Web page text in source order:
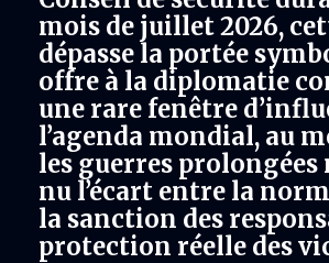
mois de juillet 2026,
dépasse la portée
offre à la diplomatie
une rare fenêtre
l’agenda mondial, au
les guerres
nu l’écart entre la
la sanction des
protection réelle des